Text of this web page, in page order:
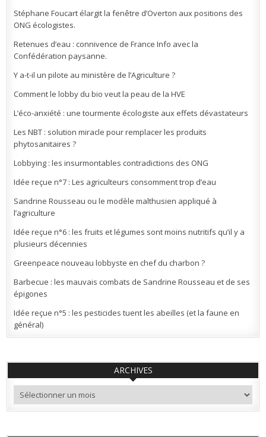
Stéphane Foucart élargit la fenêtre d’Overton aux positions des
ONG écologistes.
Retenues d’eau : connivence de France Info avec la
Confédération paysanne.
Y a-t-il un pilote au ministère de l’Agriculture ?
Comment le lobby du bio veut la peau de la HVE
L’éco-anxiété : une tourmente écologiste aux effets dévastateurs
Les NBT : solution miracle pour remplacer les produits
phytosanitaires ?
Lobbying : les insurmontables contradictions des ONG
Idée reçue n°7 : Les agriculteurs consomment trop d’eau
Sandrine Rousseau ou le modèle malthusien appliqué à
l’agriculture
Idée reçue n°6 : les fruits et légumes sont moins nutritifs qu’il y a
plusieurs décennies
Greenpeace nouveau lobbyste en chef du charbon ?
Barbecue : les mauvais combats de Sandrine Rousseau et de ses
épigones
Idée reçue n°5 : les pesticides tuent les abeilles (et la faune en
général)
ARCHIVES
Archives